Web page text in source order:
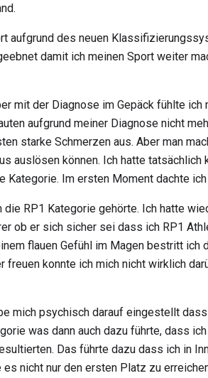
aufgrund des neuen
damit ich meinen Sport weiter
mit der Diagnose im Gepäck fühlte
aufgrund meiner Diagnose nicht
starke Schmerzen aus. Aber man
auslösen können. Ich hatte
Kategorie. Im ersten Moment dachte
RP1 Kategorie gehörte. Ich hatte
ob er sich sicher sei dass ich RP1
flauen Gefühl im Magen bestritt
konnte ich mich nicht wirklich
mich psychisch darauf eingestellt
was dann auch dazu führte, dass
Das führte dazu dass ich in
nicht nur den ersten Platz zu